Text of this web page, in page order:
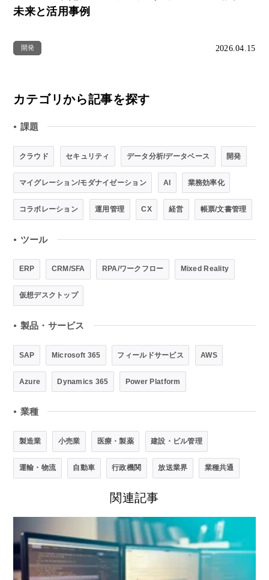
未来と活用事例
開発 2026.04.15
カテゴリから記事を探す
● 課題
クラウド セキュリティ データ分析/データベース 開発
マイグレーション/モダナイゼーション AI 業務効率化
コラボレーション 運用管理 CX 経営 帳票/文書管理
● ツール
ERP CRM/SFA RPA/ワークフロー Mixed Reality
仮想デスクトップ
● 製品・サービス
SAP Microsoft 365 フィールドサービス AWS
Azure Dynamics 365 Power Platform
● 業種
製造業 小売業 医療・製薬 建設・ビル管理
運輸・物流 自動車 行政機関 放送業界 業種共通
関連記事